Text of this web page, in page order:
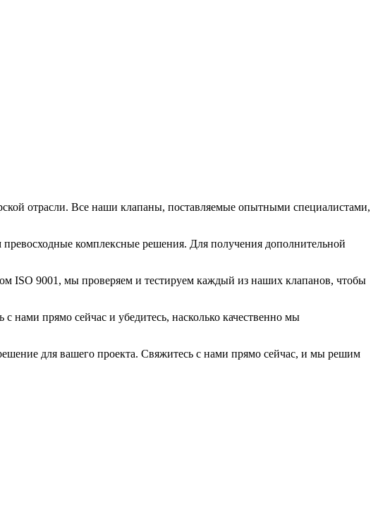
отрасли. Все наши клапаны, поставляемые опытными специалистами,
комплексные решения. Для получения дополнительной
ISO 9001, мы проверяем и тестируем каждый из наших клапанов, чтобы
прямо сейчас и убедитесь, насколько качественно мы
для вашего проекта. Свяжитесь с нами прямо сейчас, и мы решим